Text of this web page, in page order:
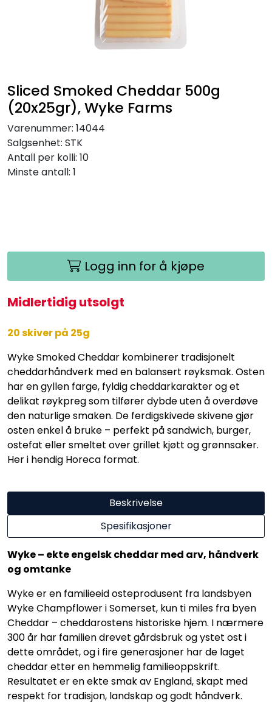
Sliced Smoked Cheddar 500g
(20x25gr), Wyke Farms
Varenummer: 14044
Salgsenhet: STK
Antall per kolli: 10
Minste antall: 1
Logg inn for å kjøpe
Midlertidig utsolgt
20 skiver på 25g
Wyke Smoked Cheddar kombinerer tradisjonelt
cheddarhåndverk med en balansert røyksmak. Osten
har en gyllen farge, fyldig cheddarkarakter og et
delikat røykpreg som tilfører dybde uten å overdøve
den naturlige smaken. De ferdigskivede skivene gjør
osten enkel å bruke – perfekt på sandwich, burger,
ostefat eller smeltet over grillet kjøtt og grønnsaker.
Her i hendig Horeca format.
Beskrivelse
Spesifikasjoner
Wyke – ekte engelsk cheddar med arv, håndverk
og omtanke
Wyke er en familieeid osteprodusent fra landsbyen
Wyke Champflower i Somerset, kun ti miles fra byen
Cheddar – cheddarostens historiske hjem. I nærmere
300 år har familien drevet gårdsbruk og ystet ost i
dette området, og i fire generasjoner har de laget
cheddar etter en hemmelig familieoppskrift.
Resultatet er en ekte smak av England, skapt med
respekt for tradisjon, landskap og godt håndverk.